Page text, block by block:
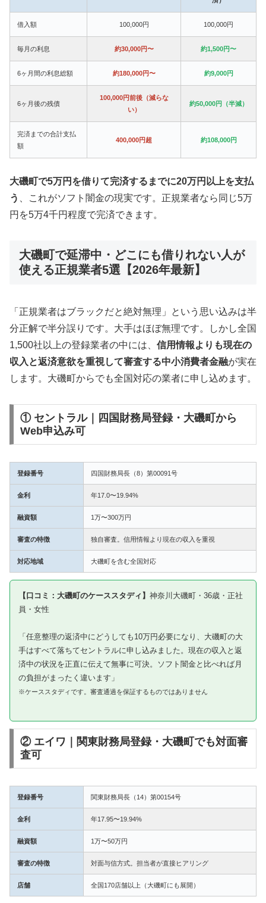
借入額 100,000円 100,000円
毎月の利息 約30,000円〜 約1,500円〜
6ヶ月間の利息総額 約180,000円〜 約9,000円
6ヶ月後の残債
100,000円前後（減らな
い）
約50,000円（半減）
完済までの合計支払
額
400,000円超 約108,000円
大磯町で5万円を借りて完済するまでに20万円以上を支払
う
、これがソフト闇金の現実です。正規業者なら同じ5万
円を5万4千円程度で完済できます。
大磯町で延滞中・どこにも借りれない人が
使える正規業者5選【2026年最新】
「正規業者はブラックだと絶対無理」という思い込みは半
分正解で半分誤りです。大手はほぼ無理です。しかし全国
1,500社以上の登録業者の中には、 信用情報よりも現在の
収入と返済意欲を重視して審査する中小消費者金融が実在
します。大磯町からでも全国対応の業者に申し込めます。
① セントラル｜四国財務局登録・大磯町から
Web申込み可
登録番号 四国財務局長（8）第00091号
金利 年17.0〜19.94%
融資額 1万〜300万円
審査の特徴 独自審査。信用情報より現在の収入を重視
対応地域 大磯町を含む全国対応
【口コミ：大磯町のケーススタディ】 神奈川大磯町・36歳・正社
員・女性
「任意整理の返済中にどうしても10万円必要になり、大磯町の大
手はすべて落ちてセントラルに申し込みました。現在の収入と返
済中の状況を正直に伝えて無事に可決。ソフト闇金と比べれば月
の負担がまったく違います」
※ケーススタディです。審査通過を保証するものではありません
② エイワ｜関東財務局登録・大磯町でも対面審
査可
登録番号 関東財務局長（14）第00154号
金利 年17.95〜19.94%
融資額 1万〜50万円
審査の特徴 対面与信方式。担当者が直接ヒアリング
店舗 全国170店舗以上（大磯町にも展開）